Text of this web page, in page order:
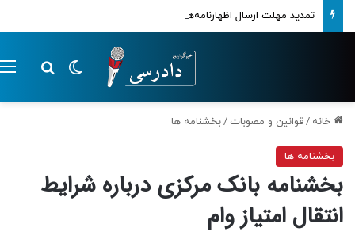
تمدید مهلت ارسال اظهارنامه‌های مالیاتی تا پایان تابستان 1405
تغییر پوسته
خانه /قوانین و مصوبات /بخشنامه ها
بخشنامه ها
بخشنامه بانک مرکزی درباره شرایط
انتقال امتیاز وام